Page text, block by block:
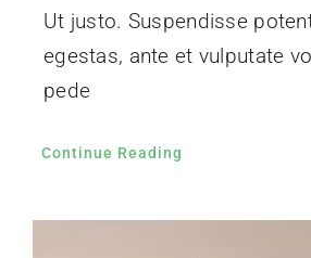
Ut justo. Suspendisse
egestas, ante et vulputate
pede
Continue Reading